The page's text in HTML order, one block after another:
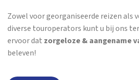
Zowel voor georganiseerde reizen als
diverse touroperators kunt u bij ons
ervoor dat zorgeloze & aangename
beleven!